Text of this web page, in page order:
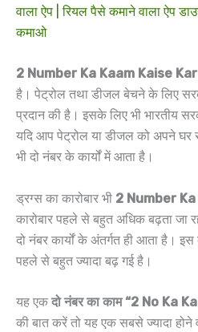
वाला ऐप | रियल पैसे कमाने वाला ऐप
कमाओ
2 Number Ka Kaam Kaise
है। पेट्रोल तथा डीजल बेचने के लिए
प्रदान की है। इसके लिए भी भारतीय
यदि आप पेट्रोल या डीजल को अपने घर
भी दो नंबर के कार्यों में आता है।
ड्रग्स का कारोबार भी 2 Number
कारोबार पहले से बहुत अधिक बढ़ता जा
दो नंबर कार्यों के अंतर्गत ही आता है।
पहले से बहुत ज्यादा बढ़ गई है।
यह एक दो नंबर का काम “2 No Ka
की बात करें तो यह एक सबसे ज्यादा होने